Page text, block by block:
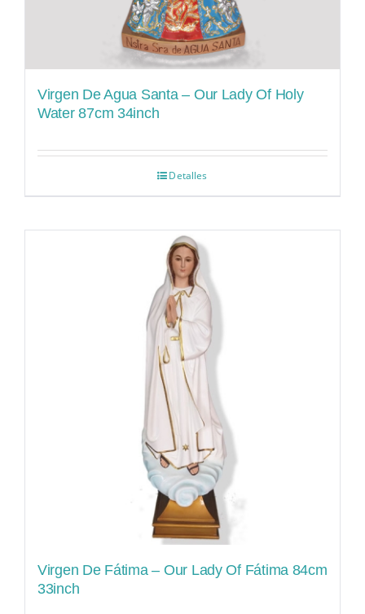
Virgen De Agua Santa – Our Lady Of Holy
Water 87cm 34inch
Detalles
Virgen De Fátima – Our Lady Of Fátima 84cm
33inch